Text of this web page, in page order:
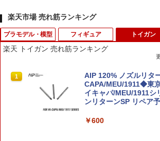
楽天市場 売れ筋ランキング
プラモデル・模型
1
D-スタイル 『アーマ
ゼンタール タイプー
ス・オブリージュ 【
デル)
￥1,782
フィギュア
1
蓄光プロペラ！レッツ
玩具 おもちゃ }{ ギフ
会 施設 }[ 子供会 保育
ベント お祭り プレゼ
トイガン
楽天 トイガン 売れ筋ランキング
1
AIP 120% ノズルリタ
CAPA/MEU/1911◆東
イキャパ/MEU/1911シ
ンリターンSP リペア
￥600